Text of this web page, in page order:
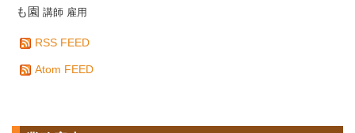
も園 講師 雇用
RSS FEED
Atom FEED